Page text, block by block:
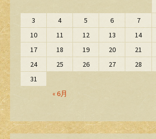
« 6月
3
4 5 6 7
10
11 12 13 14
17
18 19 20 21
24
25 26 27 28
31